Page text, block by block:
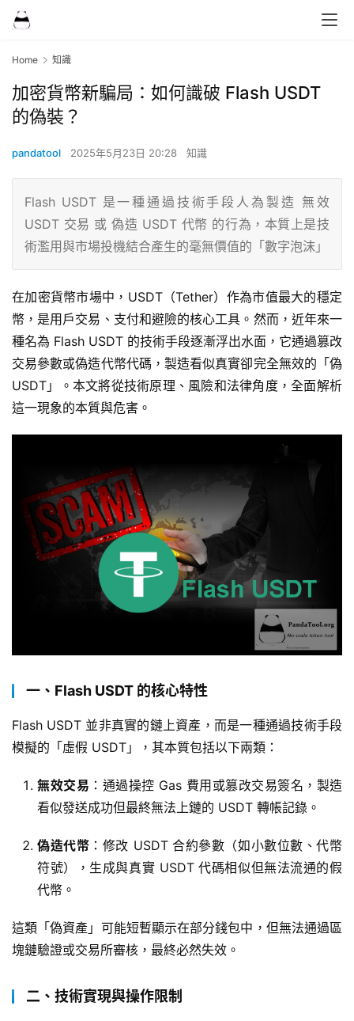
Home 知識
加密貨幣新騙局：如何識破 Flash USDT
的偽裝？
pandatool 2025年5月23日 20:28 知識
Flash USDT 是一種通過技術手段人為製造 無效
USDT 交易 或 偽造 USDT 代幣 的行為，本質上是技
術濫用與市場投機結合產生的毫無價值的「數字泡沫」
在加密貨幣市場中，USDT（Tether）作為市值最大的穩定
幣，是用戶交易、支付和避險的核心工具。然而，近年來一
種名為 Flash USDT 的技術手段逐漸浮出水面，它通過篡改
交易參數或偽造代幣代碼，製造看似真實卻完全無效的「偽
USDT」。本文將從技術原理、風險和法律角度，全面解析
這一現象的本質與危害。
一、Flash USDT 的核心特性
Flash USDT 並非真實的鏈上資產，而是一種通過技術手段
模擬的「虛假 USDT」，其本質包括以下兩類：
無效交易 ：通過操控 Gas 費用或篡改交易簽名，製造
看似發送成功但最終無法上鏈的 USDT 轉帳記錄。
偽造代幣 ：修改 USDT 合約參數（如小數位數、代幣
符號），生成與真實 USDT 代碼相似但無法流通的假
代幣。
這類「偽資產」可能短暫顯示在部分錢包中，但無法通過區
塊鏈驗證或交易所審核，最終必然失效。
二、技術實現與操作限制